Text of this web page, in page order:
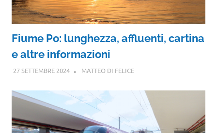
Fiume Po: lunghezza, affluenti, cartina
e altre informazioni
27 SETTEMBRE 2024 MATTEO DI FELICE